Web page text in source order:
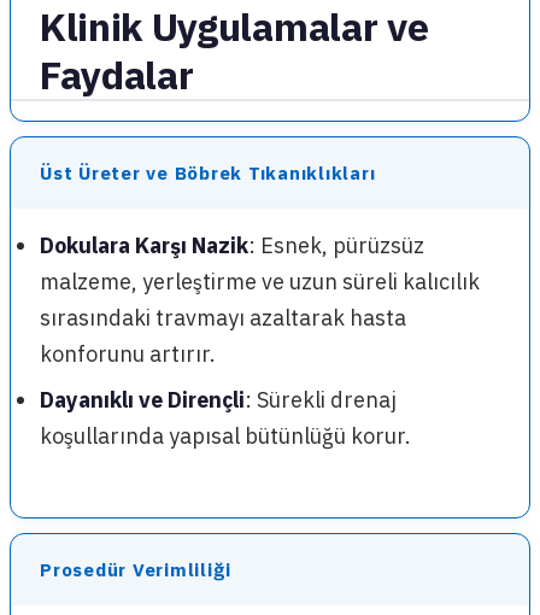
Klinik Uygulamalar ve
Faydalar
Üst Üreter ve Böbrek Tıkanıklıkları
Dokulara Karşı Nazik: Esnek, pürüzsüz
malzeme, yerleştirme ve uzun süreli kalıcılık
sırasındaki travmayı azaltarak hasta
konforunu artırır.
Dayanıklı ve Dirençli: Sürekli drenaj
koşullarında yapısal bütünlüğü korur.
Prosedür Verimliliği